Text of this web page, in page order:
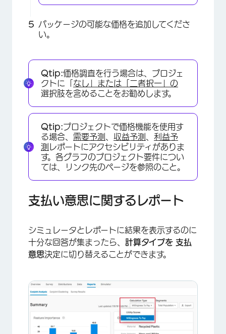
×
×
パッケージの可能な価格を追加してくださ
い。
Qtip:価格調査を行う場合は、プロジェ
クトに「 なし」または「二者択一」の
選択肢を含めることをお勧めします。
Qtip:プロジェクトで価格機能を使用す
る場合、 需要予測 収益予測
利益予
測
レポートにアクセシビリティがありま
す。各グラフのプロジェクト要件につい
ては、リンク先のページを参照のこと。
支払い意思に関するレポート
シミュレータとレポートに結果を表示するのに
十分な回答が集まったら、 計算タイプを 支払
意思決定に切り替えることができます。